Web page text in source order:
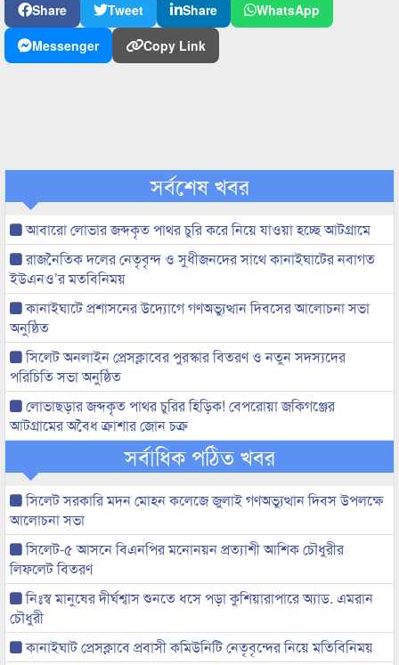
Share Tweet Share
WhatsApp
Messenger
Copy Link
সর্বশেষ খবর
আবারো লোভার জব্দকৃত পাথর চুরি করে নিয়ে যাওয়া হচ্ছে আটগ্রামে
রাজনৈতিক দলের নেতৃবৃন্দ ও সুধীজনদের সাথে কানাইঘাটের নবাগত
ইউএনও’র মতবিনিময়
কানাইঘাটে প্রশাসনের উদ্যোগে গণঅভ্যুত্থান দিবসের আলোচনা সভা
অনুষ্ঠিত
সিলেট অনলাইন প্রেসক্লাবের পুরস্কার বিতরণ ও নতুন সদস্যদের
পরিচিতি সভা অনুষ্ঠিত
লোভাছড়ার জব্দকৃত পাথর চুরির হিড়িক! বেপরোয়া জকিগঞ্জের
আটগ্রামের অবৈধ ক্রাশার জোন চক্র
সর্বাধিক পঠিত খবর
সিলেট সরকারি মদন মোহন কলেজে জুলাই গণঅভ্যুত্থান দিবস উপলক্ষে
আলোচনা সভা
সিলেট-৫ আসনে বিএনপির মনোনয়ন প্রত্যাশী আশিক চৌধুরীর
লিফলেট বিতরণ
নিঃস্ব মানুষের দীর্ঘশ্বাস শুনতে ধসে পড়া কুশিয়ারাপারে অ্যাড. এমরান
চৌধুরী
কানাইঘাট প্রেসক্লাবে প্রবাসী কমিউনিটি নেতৃবৃন্দের নিয়ে মতিবিনিময়